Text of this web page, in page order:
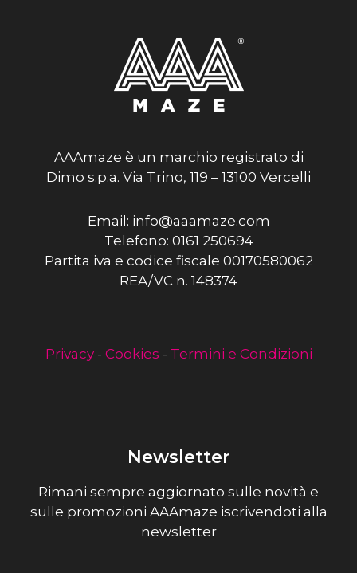
AAAmaze è un marchio registrato di
Dimo s.p.a. Via Trino, 119 – 13100 Vercelli
Email: info@aaamaze.com
Telefono: 0161 250694
Partita iva e codice fiscale 00170580062
REA/VC n. 148374
Privacy- Cookies - Termini e Condizioni
Newsletter
Rimani sempre aggiornato sulle novità e
sulle promozioni AAAmaze iscrivendoti alla
newsletter